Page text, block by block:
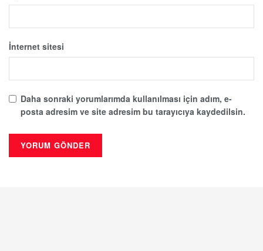
İnternet sitesi
Daha sonraki yorumlarımda kullanılması için adım, e-
posta adresim ve site adresim bu tarayıcıya kaydedilsin.